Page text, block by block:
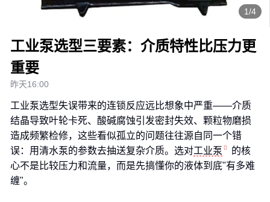
1/4
工业泵选型三要素：介质特性比压力更
重要
昨天16:00
工业泵选型失误带来的连锁反应远比想象中严重——介质
结晶导致叶轮卡死、酸碱腐蚀引发密封失效、颗粒物磨损
造成频繁检修，这些看似孤立的问题往往源自同一个错
误：用清水泵的参数去抽送复杂介质。选对工业泵
的核
心不是比较压力和流量，而是先搞懂你的液体到底"有多难
缠"。